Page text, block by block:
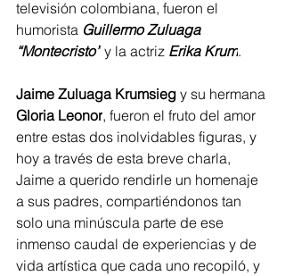
televisión colombiana, fueron el
humorista Guillermo Zuluaga
“Montecristo” y la actriz Erika Krum.
Jaime Zuluaga Krumsieg y su hermana
Gloria Leonor, fueron el fruto del amor
entre estas dos inolvidables figuras, y
hoy a través de esta breve charla,
Jaime a querido rendirle un homenaje
a sus padres, compartiéndonos tan
solo una minúscula parte de ese
inmenso caudal de experiencias y de
vida artística que cada uno recopiló, y